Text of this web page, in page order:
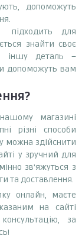
допоможуть
підходить для
знайти своє
іншу деталь –
допоможуть вам
магазині
різні способи
можна здійснити
у зручний для
зв'яжуться з
та доставлення.
онлайн, маєте
на сайті
за